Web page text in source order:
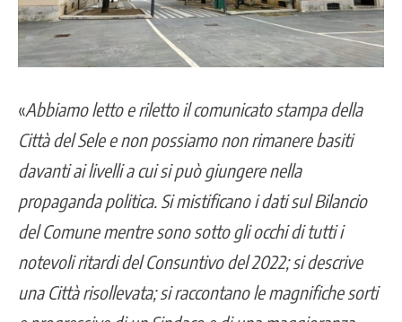
«Abbiamo letto e riletto il comunicato stampa della
Città del Sele e non possiamo non rimanere basiti
davanti ai livelli a cui si può giungere nella
propaganda politica. Si mistificano i dati sul Bilancio
del Comune mentre sono sotto gli occhi di tutti i
notevoli ritardi delConsuntivo del 2022; si descrive
una Città risollevata; si raccontano le magnifiche sorti